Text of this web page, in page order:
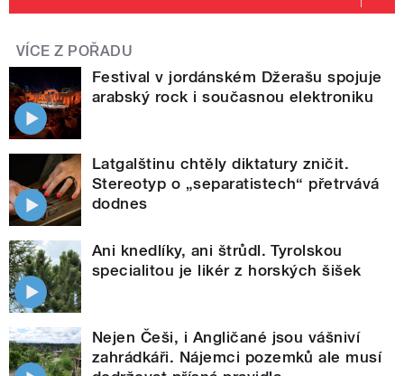
VÍCE Z POŘADU
Festival v jordánském Džerašu spojuje
arabský rock i současnou elektroniku
Latgalštinu chtěly diktatury zničit.
Stereotyp o „separatistech“ přetrvává
dodnes
Ani knedlíky, ani štrůdl. Tyrolskou
specialitou je likér z horských šišek
Nejen Češi, i Angličané jsou vášniví
zahrádkáři. Nájemci pozemků ale musí